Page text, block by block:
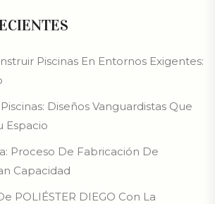
Piscinas En Entornos Exigentes:
Diseños Vanguardistas Que
Espacio
Proceso De Fabricación De
Capacidad
POLIÉSTER DIEGO Con La